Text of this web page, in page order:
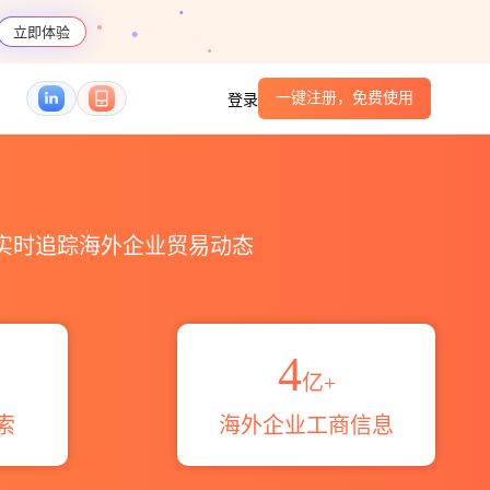
立即体验
登录 一键注册，免费使用
时追踪海外企业贸易动态
4亿+
海外企业工商信息